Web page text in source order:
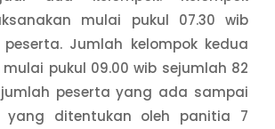
mulai pukul 07.30 wib
peserta. Jumlah kelompok kedua
pukul 09.00 wib sejumlah 82
peserta yang ada sampai
yang ditentukan oleh panitia 7